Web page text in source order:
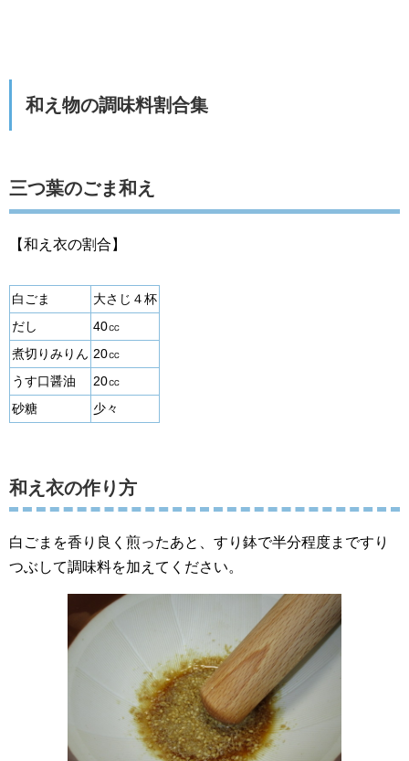
和え物の調味料割合集
三つ葉のごま和え
【和え衣の割合】
白ごま
大さじ４杯
だし
40㏄
煮切りみりん 20㏄
うす口醤油
20㏄
砂糖
少々
和え衣の作り方
白ごまを香り良く煎ったあと、すり鉢で半分程度まですり
つぶして調味料を加えてください。